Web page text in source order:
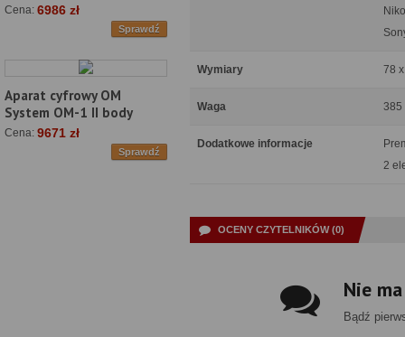
Cena: 6986 zł
Sprawdź
Aparat cyfrowy OM
System OM-1 II body
Cena: 9671 zł
Sprawdź
Wymiary 78
Waga 385
Dodatkowe informacje
2
OCENY CZYTELNIKÓW (0)
Nie
Bądź